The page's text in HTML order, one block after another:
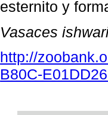
esternito y
Vasaces
http://
B80C-